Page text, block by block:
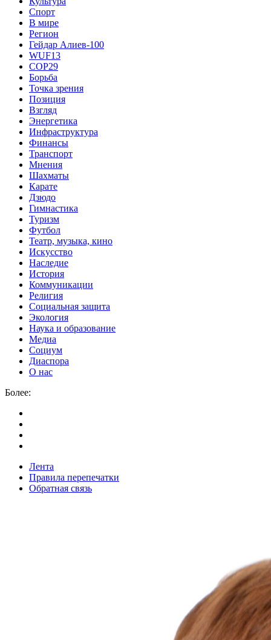
Спорт
В мире
Регион
Гейдар Алиев-100
WUF13
COP29
Борьба
Точка зрения
Позиция
Взгляд
Энергетика
Инфраструктура
Финансы
Транспорт
Мнения
Шахматы
Карате
Дзюдо
Гимнастика
Туризм
Футбол
Театр, музыка, кино
Искусство
Наследие
История
Коммуникации
Религия
Социальная защита
Экология
Наука и образование
Медиа
Социум
Диаспора
О нас
Более:
Лента
Правила перепечатки
Обратная связь